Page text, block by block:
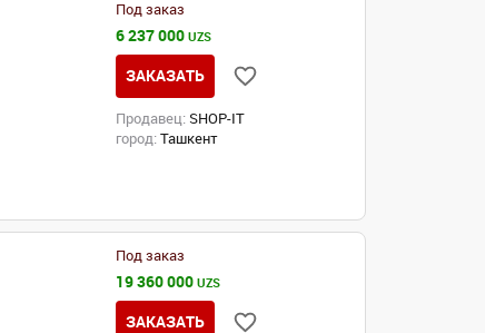
Под заказ
6 237 000UZS
ЗАКАЗАТЬ
Продавец: SHOP-IT
город: Ташкент
Под заказ
19 360 000UZS
ЗАКАЗАТЬ